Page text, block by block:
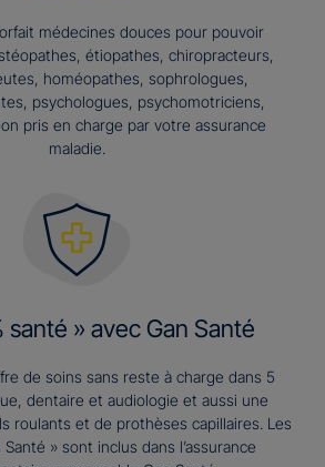
médecines douces pour pouvoir
étiopathes, chiropracteurs,
homéopathes, sophrologues,
psychologues, psychomotriciens,
pris en charge par votre assurance
maladie.
santé » avec Gan Santé
de soins sans reste à charge dans 5
dentaire et audiologie et aussi une
roulants et de prothèses capillaires. Les
Santé » sont inclus dans l’assurance